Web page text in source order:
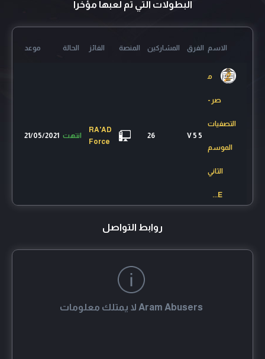
البطولات التي تم لعبها مؤخراً
الاسم الفرق المشاركين المنصة الفائز الحالة موعد
م
صر -
التصفيات
الموسم
الثاني
E...
5 V 5
26
RA'AD
Force
انتهت 21/05/2021
روابط التواصل
Aram Abusers لا يمتلك معلومات